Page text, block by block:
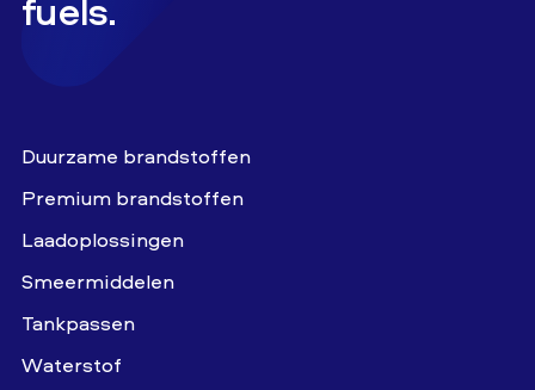
Duurzame brandstoffen
Premium brandstoffen
Laadoplossingen
Smeermiddelen
Tankpassen
Waterstof